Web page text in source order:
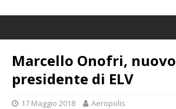
Marcello Onofri, nuovo
presidente di ELV
17 Maggio 2018 Aeropolis